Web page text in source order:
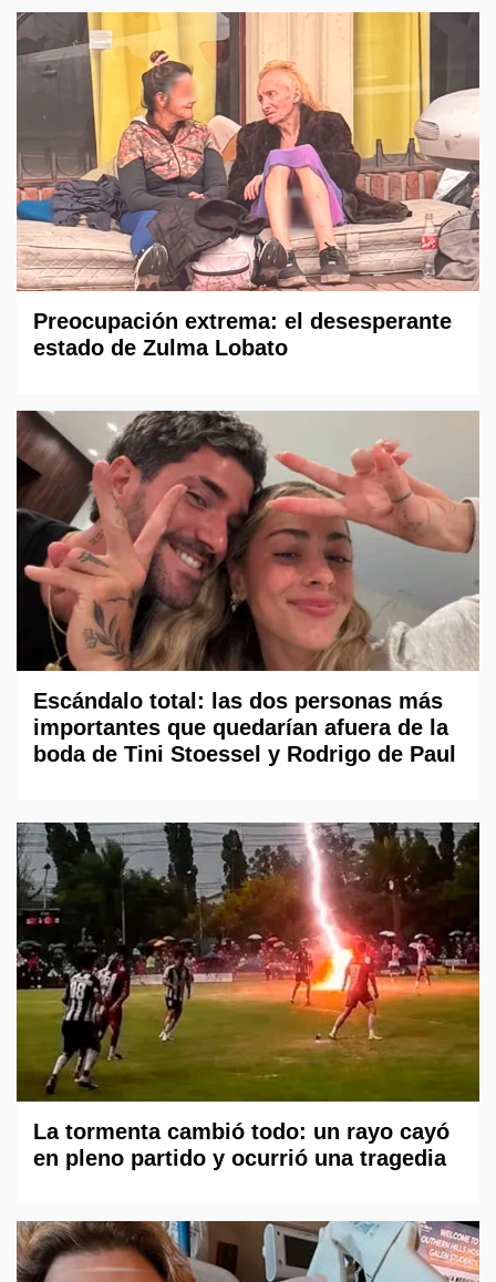
Preocupación extrema: el desesperante
estado de Zulma Lobato
Escándalo total: las dos personas más
importantes que quedarían afuera de la
boda de Tini Stoessel y Rodrigo de Paul
La tormenta cambió todo: un rayo cayó
en pleno partido y ocurrió una tragedia